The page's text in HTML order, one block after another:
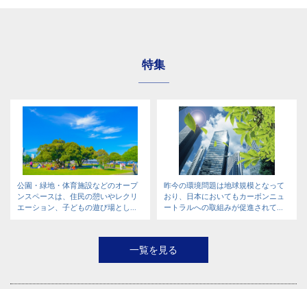
特集
公園・緑地・体育施設などのオープ
ンスペースは、住民の憩いやレクリ
エーション、子どもの遊び場とし...
昨今の環境問題は地球規模となって
おり、日本においてもカーボンニュ
ートラルへの取組みが促進されて...
一覧を見る